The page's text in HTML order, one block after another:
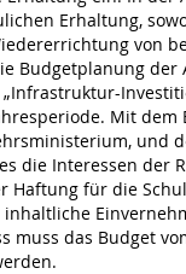
Erhaltung,
von
Budgetplanung der
Mit dem
und
die Interessen der
Haftung für die
inhaltliche
muss das Budget